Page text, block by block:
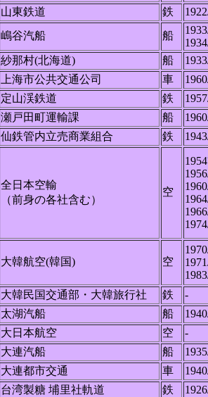
山東鉄道
鉄
嶋谷汽船
船
紗那村(北海道)
船
上海市公共交通公司
車
定山渓鉄道
鉄
瀬戸田町運輸課
船
仙鉄管内立売商業組合
鉄
全日本空輸
（前身の各社含む）
空
大韓航空(韓国) 空
大韓民国交通部・大韓旅行社
鉄
-
太湖汽船
船
大日本航空
空
-
大連汽船
船
大連都市交通
車
台湾製糖 埔里社軌道
鉄